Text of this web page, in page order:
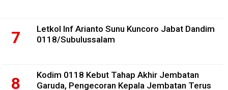
Letkol Inf Arianto Sunu Kuncoro Jabat Dandim
0118/Subulussalam
Kodim 0118 Kebut Tahap Akhir Jembatan
Garuda, Pengecoran Kepala Jembatan Terus